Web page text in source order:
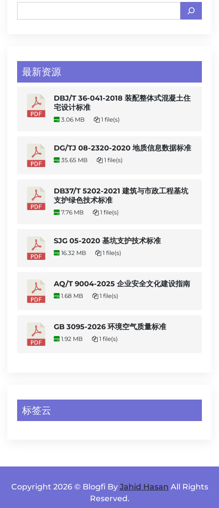
最新资源
DBJ/T 36-041-2018 装配整体式混凝土住
宅设计标准
3.06 MB 1 file(s)
DG/TJ 08-2320-2020 地质信息数据标准
35.65 MB 1 file(s)
DB37/T 5202-2021 建筑与市政工程基坑
支护绿色技术标准
7.76 MB 1 file(s)
SJG 05-2020 基坑支护技术标准
16.32 MB 1 file(s)
AQ/T 9004-2025 企业安全文化建设指南
1.68 MB 1 file(s)
GB 3095-2026 环境空气质量标准
1.92 MB 1 file(s)
标签云
Copyright 2026 © Blogfi By Jahid Hasan All Rights
Reserved.